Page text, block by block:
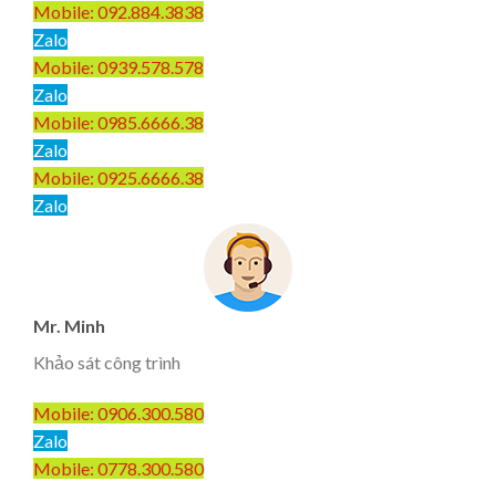
Mobile: 092.884.3838
Zalo
Mobile: 0939.578.578
Zalo
Mobile: 0985.6666.38
Zalo
Mobile: 0925.6666.38
Zalo
Mr. Minh
Khảo sát công trình
Mobile: 0906.300.580
Zalo
Mobile: 0778.300.580